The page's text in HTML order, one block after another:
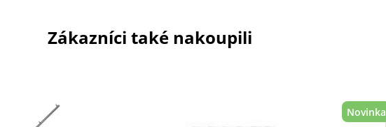
Zákazníci také nakoupili
Novinka